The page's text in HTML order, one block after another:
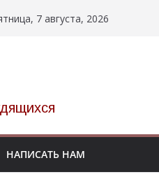
7 августа, 2026
НАПИСАТЬ НАМ